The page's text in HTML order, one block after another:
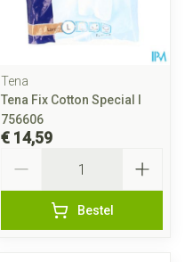
Tena
Tena Fix Cotton Special l
756606
€ 14,59
Bestel